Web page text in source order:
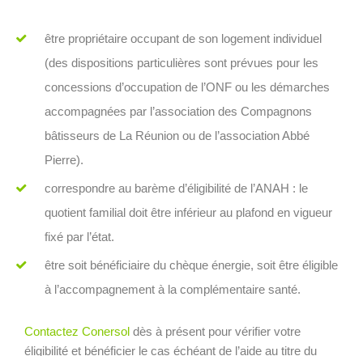
être propriétaire occupant de son logement individuel
(des dispositions particulières sont prévues pour les
concessions d’occupation de l’ONF ou les démarches
accompagnées par l’association des Compagnons
bâtisseurs de La Réunion ou de l’association Abbé
Pierre).
correspondre au barème d’éligibilité de l’ANAH : le
quotient familial doit être inférieur au plafond en vigueur
fixé par l’état.
être soit bénéficiaire du chèque énergie, soit être éligible
à l’accompagnement à la complémentaire santé.
Contactez Conersol dès à présent pour vérifier votre
éligibilité et bénéficier le cas échéant de l’aide au titre du